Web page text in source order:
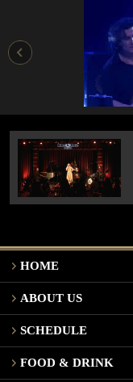
HOME
ABOUT US
SCHEDULE
FOOD & DRINK